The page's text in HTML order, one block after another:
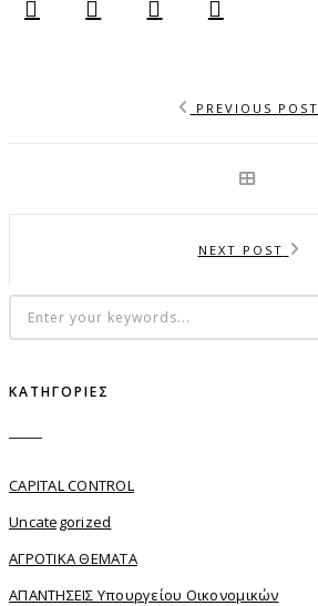
PREVIOUS POST
NEXT POST
ΚΑΤΗΓΟΡΊΕΣ
CAPITAL CONTROL
Uncategorized
ΑΓΡΟΤΙΚΑ ΘΕΜΑΤΑ
ΑΠΑΝΤΗΣΕΙΣ Υπουργείου Οικονομικών